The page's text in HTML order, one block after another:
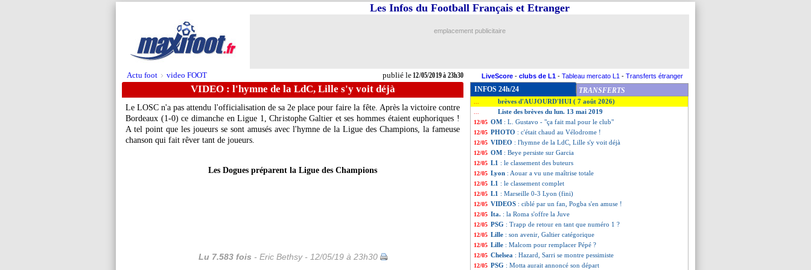
Actu foot > video FOOT publié le12/05/2019 à 23h30
Les Infos du Football Français et Etranger
emplacement publicitaire
LiveScore - clubs de L1 - Tableau mercato L1 - Transferts étranger
VIDEO : l'hymne de la LdC, Lille s'y voit déjà
Le LOSC n'a pas attendu l'officialisation de sa 2e place pour faire la fête. Après la victoire contre
Bordeaux (1-0) ce dimanche en Ligue 1, Christophe Galtier et ses hommes étaient euphoriques !
A tel point que les joueurs se sont amusés avec l'hymne de la Ligue des Champions, la fameuse
chanson qui fait rêver tant de joueurs.
Les Dogues préparent la Ligue des Champions
Lu 7.583 fois - Eric Bethsy - 12/05/19 à 23h30
INFOS 24h/24 TRANSFERTS
brèves d'AUJOURD'HUI ( 7 août 2026)
Liste des brèves du lun. 13 mai 2019
12/05 OM : L. Gustavo - "ça fait mal pour le club"
12/05 PHOTO : c'était chaud au Vélodrome !
12/05 VIDEO : l'hymne de la LdC, Lille s'y voit déjà
12/05 OM : Beye persiste sur Garcia
12/05 L1 : le classement des buteurs
12/05 Lyon : Aouar a vu une maîtrise totale
12/05 L1 : le classement complet
12/05 L1 : Marseille 0-3 Lyon (fini)
12/05 VIDEOS : ciblé par un fan, Pogba s'en amuse !
12/05 Ita. : la Roma s'offre la Juve
12/05 PSG : Trapp de retour en tant que numéro 1 ?
12/05 Lille : son avenir, Galtier catégorique
12/05 Lille : Malcom pour remplacer Pépé ?
12/05 Chelsea : Hazard, Sarri se montre pessimiste
12/05 PSG : Motta aurait annoncé son départ